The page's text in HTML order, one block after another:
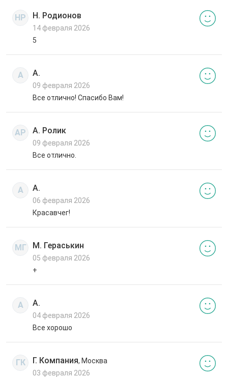
НР Н. Родионов
14 февраля 2026
5
А А.
09 февраля 2026
Все отлично! Спасибо Вам!
АР А. Ролик
09 февраля 2026
Все отлично.
А А.
06 февраля 2026
Красавчег!
МГ М. Гераськин
05 февраля 2026
+
А А.
04 февраля 2026
Все хорошо
ГК Г. Компания, Москва
03 февраля 2026